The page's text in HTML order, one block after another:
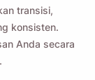
transisi,
konsisten.
Anda secara